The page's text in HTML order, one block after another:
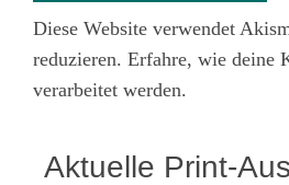
Diese Website verwendet
reduzieren. Erfahre, wie deine
verarbeitet werden.
Aktuelle Print-